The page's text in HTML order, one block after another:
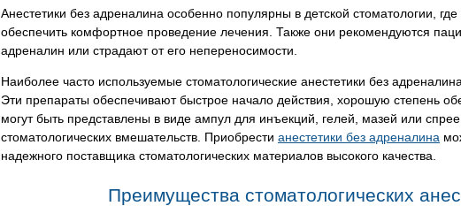
Анестетики без адреналина особенно популярны в детской стоматологии,
обеспечить комфортное проведение лечения. Также они рекомендуются
адреналин или страдают от его непереносимости.
Наиболее часто используемые стоматологические анестетики без
Эти препараты обеспечивают быстрое начало действия, хорошую степень
могут быть представлены в виде ампул для инъекций, гелей, мазей или
стоматологических вмешательств. Приобрести анестетики без адреналина
надежного поставщика стоматологических материалов высокого качества.
Преимущества стоматологических